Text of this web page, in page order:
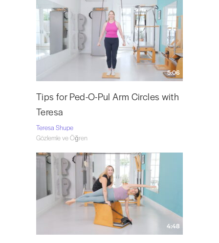
5:06
Tips for Ped-O-Pul Arm Circles with
Teresa
Teresa Shupe
Gözlemle ve Öğren
4:48